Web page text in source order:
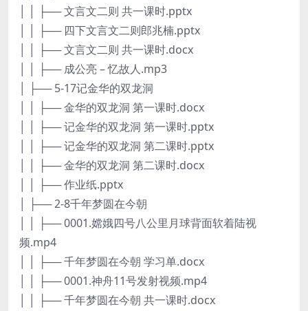
│ │ ├── 文言文二则 共一课时.pptx
│ │ ├── 四下文言文二则郎兆楠.pptx
│ │ ├── 文言文二则 共一课时.docx
│ │ ├── 成公亮 – 忆故人.mp3
│ ├── 5-17记金华的双龙洞
│ │ ├── 金华的双龙洞 第一课时.docx
│ │ ├── 记金华的双龙洞 第一课时.pptx
│ │ ├── 记金华的双龙洞 第二课时.pptx
│ │ ├── 金华的双龙洞 第二课时.docx
│ │ ├── 作业纸.pptx
│ ├── 2-8千年梦圆在今朝
│ │ ├── 0001.嫦娥四号八公里月球背面软着陆视
频.mp4
│ │ ├── 千年梦圆在今朝 学习单.docx
│ │ ├── 0001.神舟11号发射视频.mp4
│ │ ├── 千年梦圆在今朝 共一课时.docx